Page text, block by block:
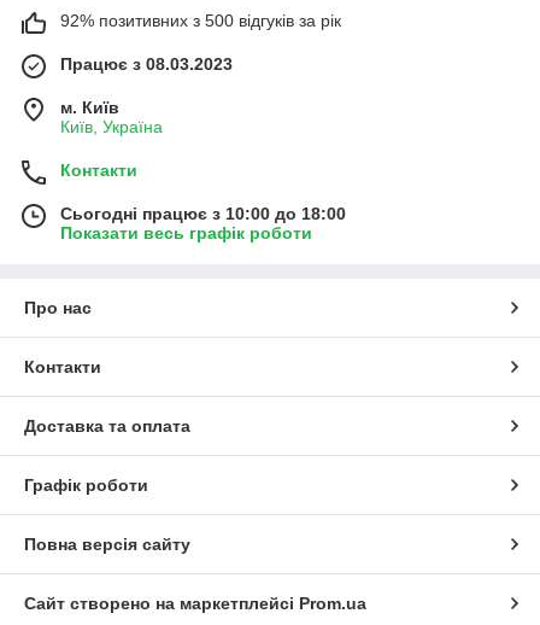
92% позитивних з 500 відгуків за рік
Працює з 08.03.2023
м. Київ
Київ, Україна
Контакти
Сьогодні працює з 10:00 до 18:00
Показати весь графік роботи
Про нас
Контакти
Доставка та оплата
Графік роботи
Повна версія сайту
Сайт створено на маркетплейсі Prom.ua